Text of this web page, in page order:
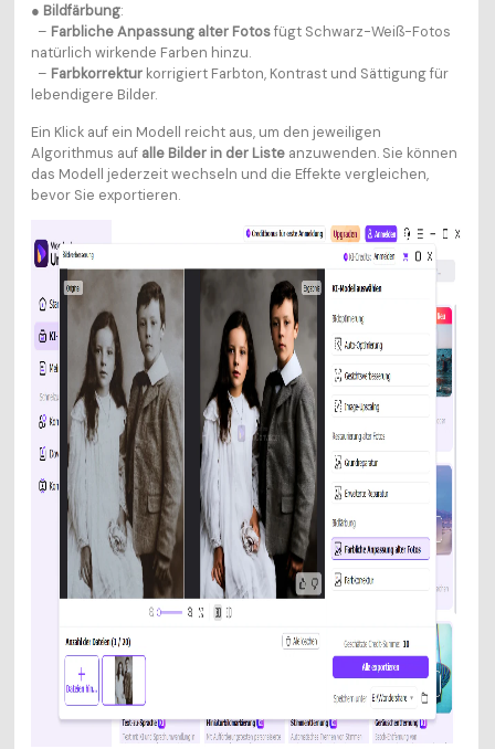
● Bildfärbung:
– Farbliche Anpassung alter Fotosfügt Schwarz-Weiß-Fotos
natürlich wirkende Farben hinzu.
– Farbkorrekturkorrigiert Farbton, Kontrast und Sättigung für
lebendigere Bilder.
Ein Klick auf ein Modell reicht aus, um den jeweiligen
Algorithmus auf alle Bilder in der Listeanzuwenden. Sie können
das Modell jederzeit wechseln und die Effekte vergleichen,
bevor Sie exportieren.